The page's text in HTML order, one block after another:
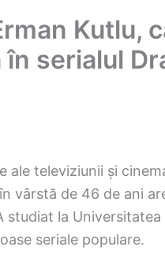
Kutlu,
serialul
ale televiziunii și
vârstă de 46 de ani
la
seriale populare.